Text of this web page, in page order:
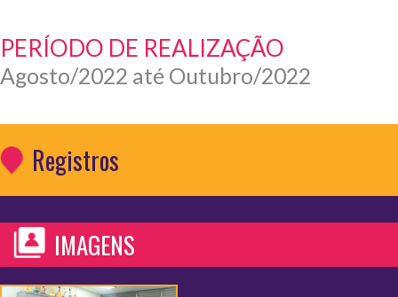
PERÍODO DE REALIZAÇÃO
Agosto/2022 até Outubro/2022
Registros
IMAGENS